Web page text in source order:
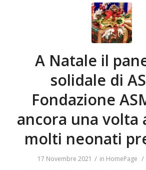
A Natale il
solidale di
Fondazione
ancora una volta
molti neonati
17 Novembre 2021 / in HomePage /